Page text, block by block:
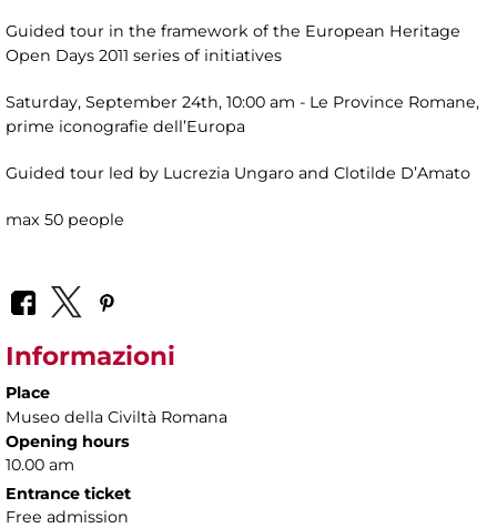
Guided tour in the framework of the European Heritage
Open Days 2011 series of initiatives
Saturday, September 24th, 10:00 am - Le Province Romane,
prime iconografie dell’Europa
Guided tour led by Lucrezia Ungaro and Clotilde D’Amato
max 50 people
Informazioni
Place
Museo della Civiltà Romana
Opening hours
10.00 am
Entrance ticket
Free admission